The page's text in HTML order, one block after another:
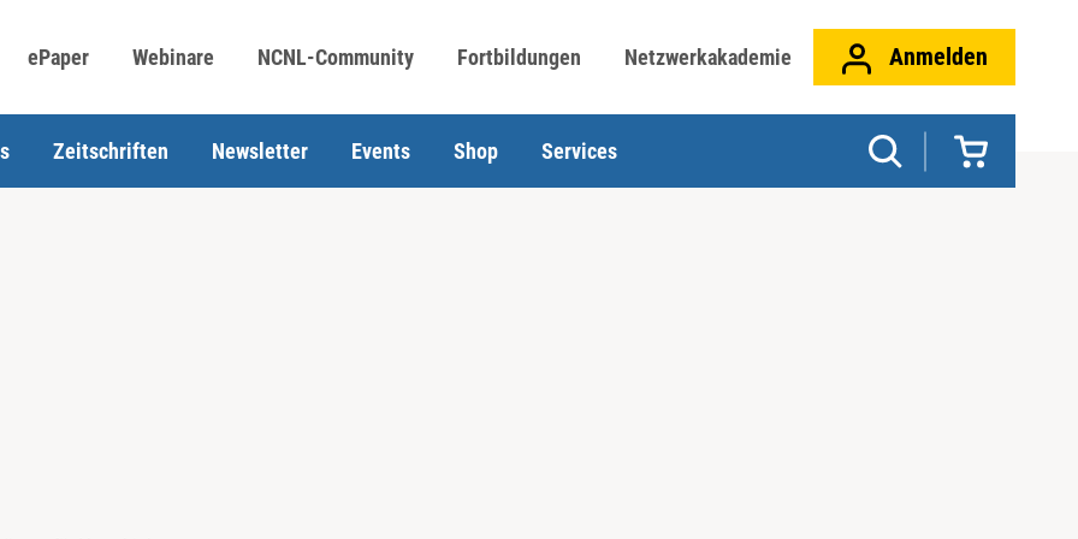
ePaper Webinare NCNL-Community Fortbildungen Netzwerkakademie Anmelden
Zeitschriften Newsletter Events Shop Services